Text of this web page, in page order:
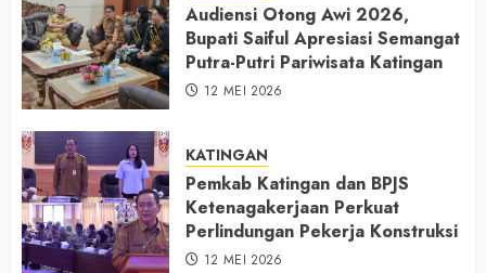
Audiensi Otong Awi 2026,
Bupati Saiful Apresiasi Semangat
Putra-Putri Pariwisata Katingan
12 MEI 2026
KATINGAN
Pemkab Katingan dan BPJS
Ketenagakerjaan Perkuat
Perlindungan Pekerja Konstruksi
12 MEI 2026